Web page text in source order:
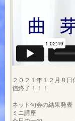
２０２１年１２月８
信終了！！！
ネット句会の結果発表
ミニ講座